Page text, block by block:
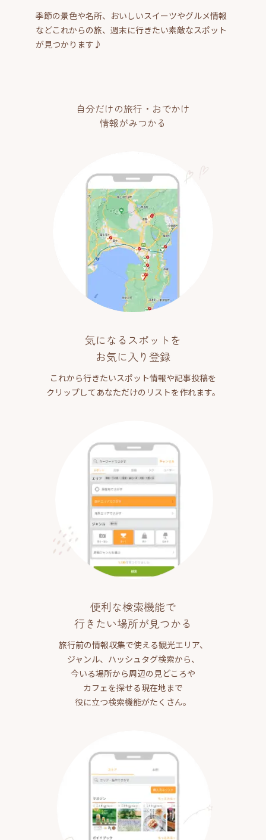
季節の景色や名所、おいしいスイーツやグルメ情報
などこれからの旅、週末に行きたい素敵なスポット
が見つかります♪
自分だけの旅行・おでかけ
情報がみつかる
気になるスポットを
お気に入り登録
これから行きたいスポット情報や記事投稿を
クリップしてあなただけのリストを作れます。
便利な検索機能で
行きたい場所が見つかる
旅行前の情報収集で使える観光エリア、
ジャンル、ハッシュタグ検索から、
今いる場所から周辺の見どころや
カフェを探せる現在地まで
役に立つ検索機能がたくさん。